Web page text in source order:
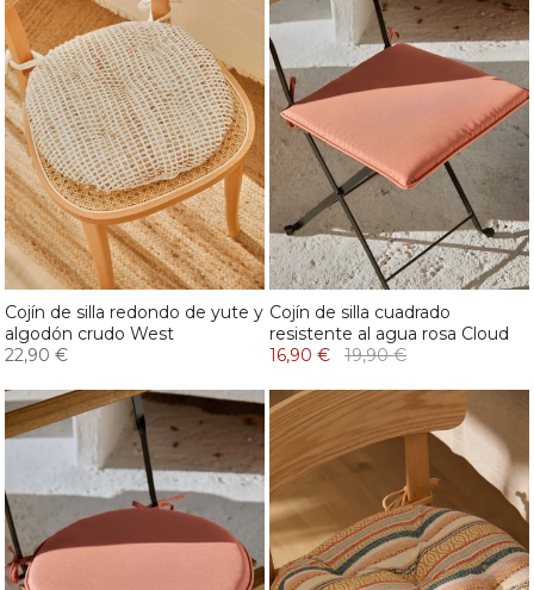
Cojín de silla redondo de yute y
algodón crudo West
22,90 €
Cojín de silla cuadrado
resistente al agua rosa Cloud
16,90 €
19,90 €